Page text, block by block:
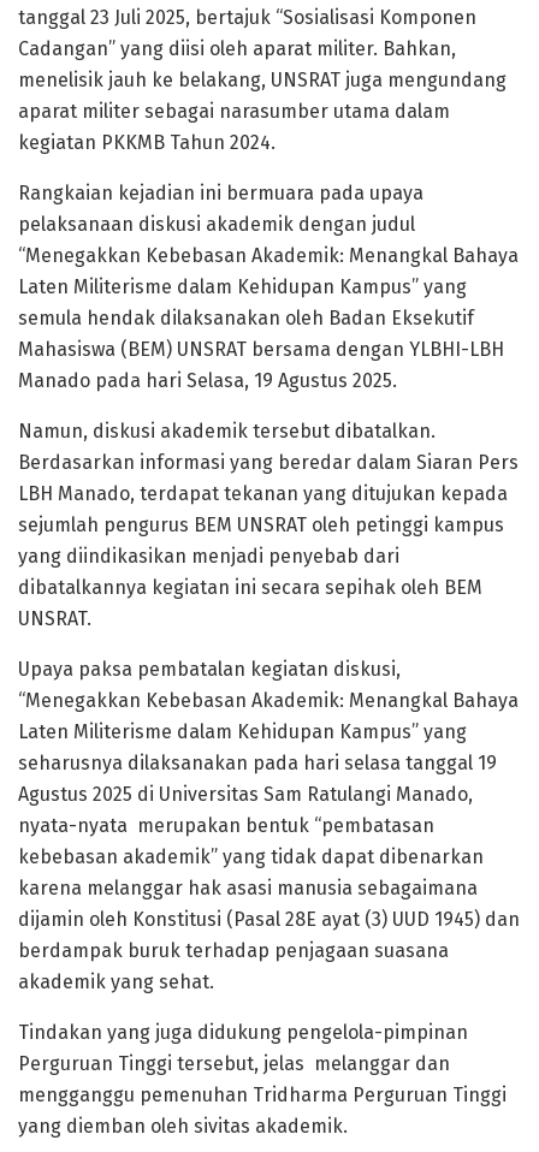
tanggal 23 Juli 2025, bertajuk “Sosialisasi Komponen
Cadangan” yang diisi oleh aparat militer. Bahkan,
menelisik jauh ke belakang, UNSRAT juga mengundang
aparat militer sebagai narasumber utama dalam
kegiatan PKKMB Tahun 2024.
Rangkaian kejadian ini bermuara pada upaya
pelaksanaan diskusi akademik dengan judul
“Menegakkan Kebebasan Akademik: Menangkal Bahaya
Laten Militerisme dalam Kehidupan Kampus” yang
semula hendak dilaksanakan oleh Badan Eksekutif
Mahasiswa (BEM) UNSRAT bersama dengan YLBHI-LBH
Manado pada hari Selasa, 19 Agustus 2025.
Namun, diskusi akademik tersebut dibatalkan.
Berdasarkan informasi yang beredar dalam Siaran Pers
LBH Manado, terdapat tekanan yang ditujukan kepada
sejumlah pengurus BEM UNSRAT oleh petinggi kampus
yang diindikasikan menjadi penyebab dari
dibatalkannya kegiatan ini secara sepihak oleh BEM
UNSRAT.
Upaya paksa pembatalan kegiatan diskusi,
“Menegakkan Kebebasan Akademik: Menangkal Bahaya
Laten Militerisme dalam Kehidupan Kampus” yang
seharusnya dilaksanakan pada hari selasa tanggal 19
Agustus 2025 di Universitas Sam Ratulangi Manado,
nyata-nyata merupakan bentuk “pembatasan
kebebasan akademik” yang tidak dapat dibenarkan
karena melanggar hak asasi manusia sebagaimana
dijamin oleh Konstitusi (Pasal 28E ayat (3) UUD 1945) dan
berdampak buruk terhadap penjagaan suasana
akademik yang sehat.
Tindakan yang juga didukung pengelola-pimpinan
Perguruan Tinggi tersebut, jelas melanggar dan
mengganggu pemenuhan Tridharma Perguruan Tinggi
yang diemban oleh sivitas akademik.